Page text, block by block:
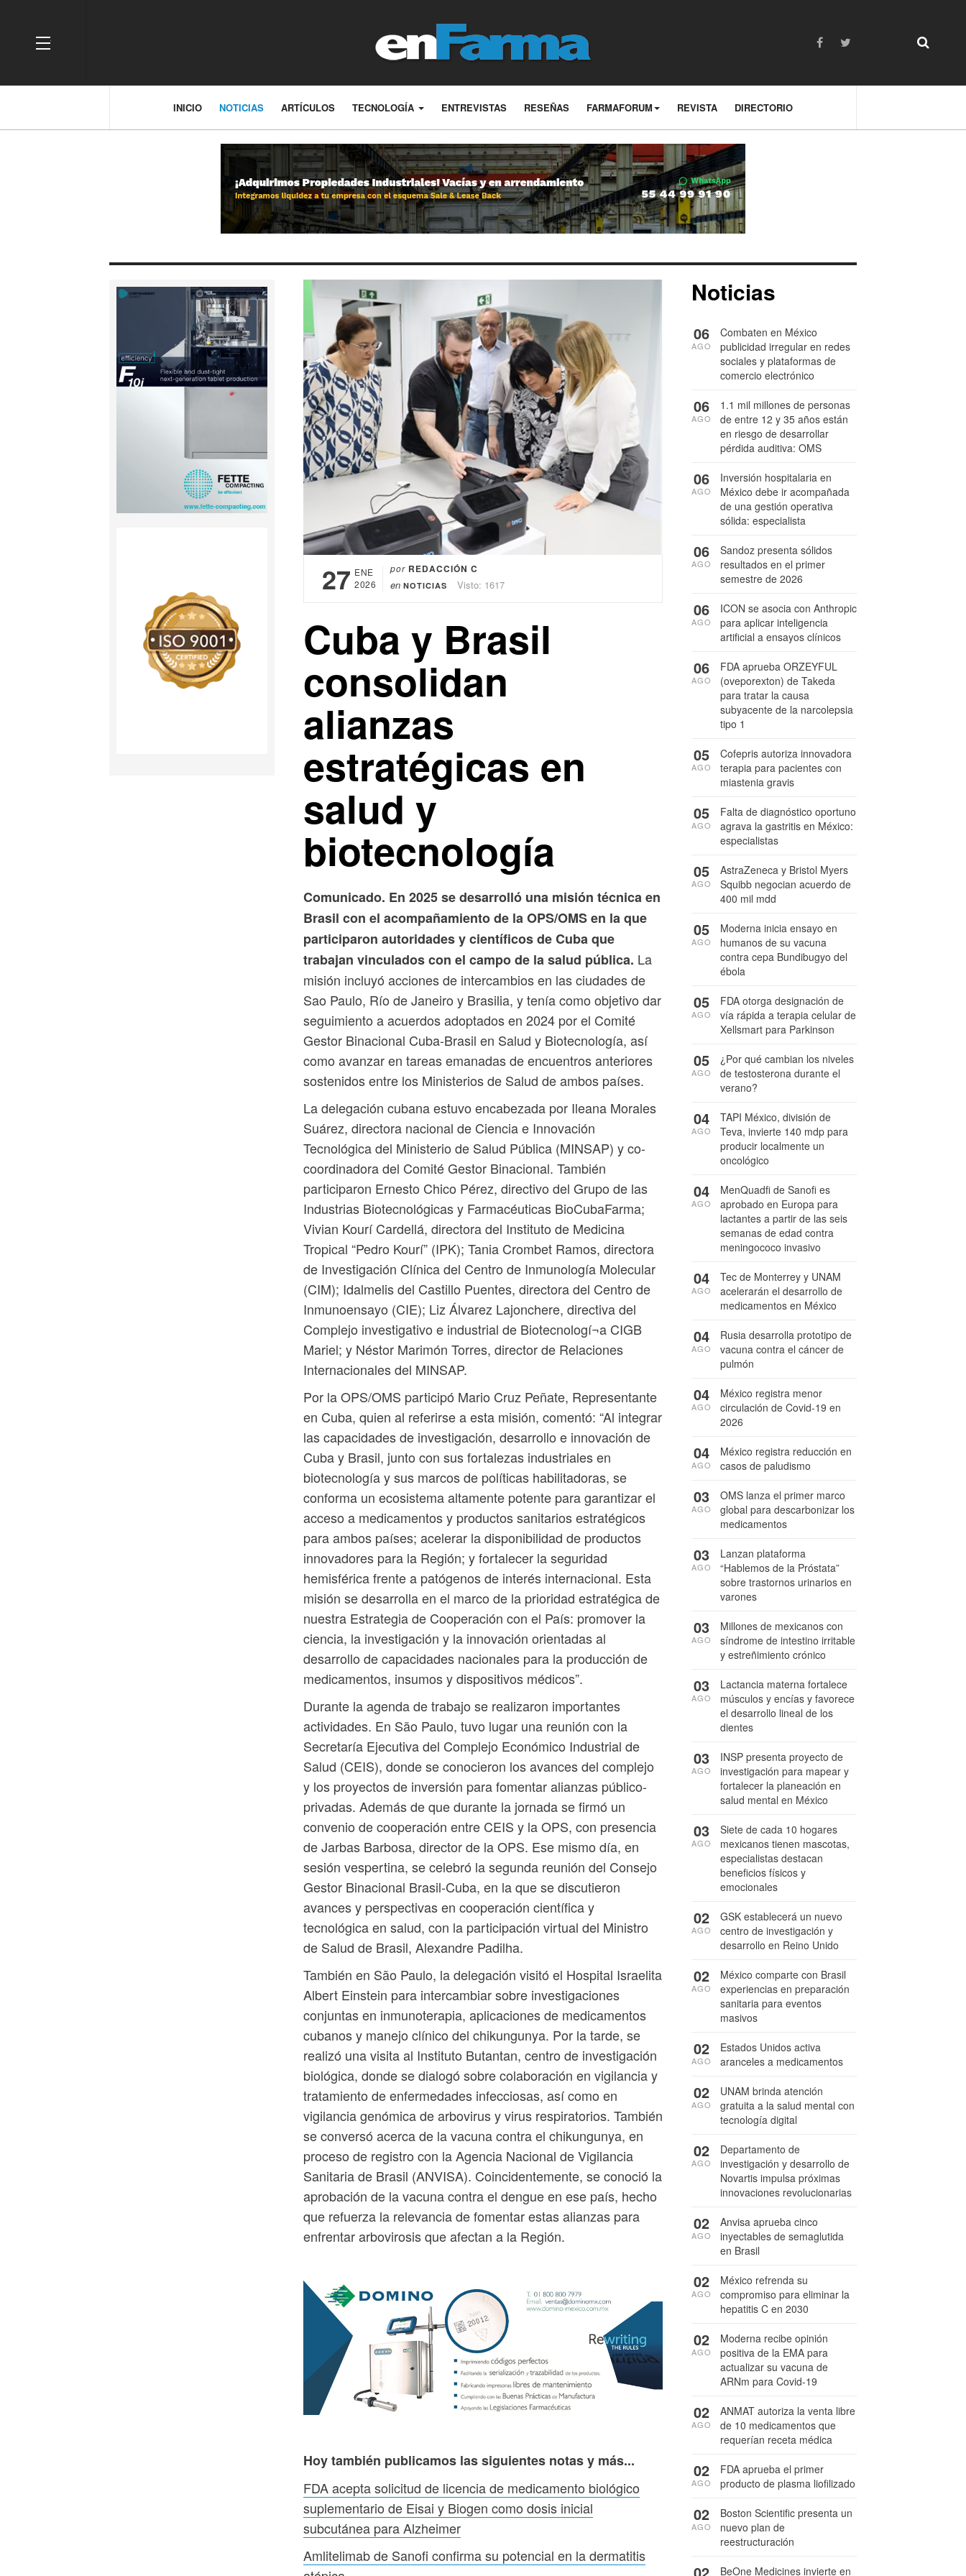
OFF CANVAS
INICIO NOTICIAS ARTÍCULOS TECNOLOGÍA ENTREVISTAS RESEÑAS FARMAFORUM REVISTA DIRECTORIO
27 ENE
2026
por REDACCIÓN C
en NOTICIAS Visto: 1617
Cuba y Brasil
consolidan
alianzas
estratégicas en
salud y
biotecnología
Comunicado. En 2025 se desarrolló una misión técnica en
Brasil con el acompañamiento de la OPS/OMS en la que
participaron autoridades y científicos de Cuba que
trabajan vinculados con el campo de la salud pública. La
misión incluyó acciones de intercambios en las ciudades de
Sao Paulo, Río de Janeiro y Brasilia, y tenía como objetivo dar
seguimiento a acuerdos adoptados en 2024 por el Comité
Gestor Binacional Cuba-Brasil en Salud y Biotecnología, así
como avanzar en tareas emanadas de encuentros anteriores
sostenidos entre los Ministerios de Salud de ambos países.
La delegación cubana estuvo encabezada por Ileana Morales
Suárez, directora nacional de Ciencia e Innovación
Tecnológica del Ministerio de Salud Pública (MINSAP) y co-
coordinadora del Comité Gestor Binacional. También
participaron Ernesto Chico Pérez, directivo del Grupo de las
Industrias Biotecnológicas y Farmacéuticas BioCubaFarma;
Vivian Kourí Cardellá, directora del Instituto de Medicina
Tropical “Pedro Kourí” (IPK); Tania Crombet Ramos, directora
de Investigación Clínica del Centro de Inmunología Molecular
(CIM); Idalmelis del Castillo Puentes, directora del Centro de
Inmunoensayo (CIE); Liz Álvarez Lajonchere, directiva del
Complejo investigativo e industrial de Biotecnologí¬a CIGB
Mariel; y Néstor Marimón Torres, director de Relaciones
Internacionales del MINSAP.
Por la OPS/OMS participó Mario Cruz Peñate, Representante
en Cuba, quien al referirse a esta misión, comentó: “Al integrar
las capacidades de investigación, desarrollo e innovación de
Cuba y Brasil, junto con sus fortalezas industriales en
biotecnología y sus marcos de políticas habilitadoras, se
conforma un ecosistema altamente potente para garantizar el
acceso a medicamentos y productos sanitarios estratégicos
para ambos países; acelerar la disponibilidad de productos
innovadores para la Región; y fortalecer la seguridad
hemisférica frente a patógenos de interés internacional. Esta
misión se desarrolla en el marco de la prioridad estratégica de
nuestra Estrategia de Cooperación con el País: promover la
ciencia, la investigación y la innovación orientadas al
desarrollo de capacidades nacionales para la producción de
medicamentos, insumos y dispositivos médicos”.
Durante la agenda de trabajo se realizaron importantes
actividades. En São Paulo, tuvo lugar una reunión con la
Secretaría Ejecutiva del Complejo Económico Industrial de
Salud (CEIS), donde se conocieron los avances del complejo
y los proyectos de inversión para fomentar alianzas público-
privadas. Además de que durante la jornada se firmó un
convenio de cooperación entre CEIS y la OPS, con presencia
de Jarbas Barbosa, director de la OPS. Ese mismo día, en
sesión vespertina, se celebró la segunda reunión del Consejo
Gestor Binacional Brasil-Cuba, en la que se discutieron
avances y perspectivas en cooperación científica y
tecnológica en salud, con la participación virtual del Ministro
de Salud de Brasil, Alexandre Padilha.
También en São Paulo, la delegación visitó el Hospital Israelita
Albert Einstein para intercambiar sobre investigaciones
conjuntas en inmunoterapia, aplicaciones de medicamentos
cubanos y manejo clínico del chikungunya. Por la tarde, se
realizó una visita al Instituto Butantan, centro de investigación
biológica, donde se dialogó sobre colaboración en vigilancia y
tratamiento de enfermedades infecciosas, así como en
vigilancia genómica de arbovirus y virus respiratorios. También
se conversó acerca de la vacuna contra el chikungunya, en
proceso de registro con la Agencia Nacional de Vigilancia
Sanitaria de Brasil (ANVISA). Coincidentemente, se conoció la
aprobación de la vacuna contra el dengue en ese país, hecho
que refuerza la relevancia de fomentar estas alianzas para
enfrentar arbovirosis que afectan a la Región.
Hoy también publicamos las siguientes notas y más...
FDA acepta solicitud de licencia de medicamento biológico
suplementario de Eisai y Biogen como dosis inicial
subcutánea para Alzheimer
Amlitelimab de Sanofi confirma su potencial en la dermatitis
Noticias
Combaten en México
publicidad irregular en redes
sociales y plataformas de
comercio electrónico
06
AGO
1.1 mil millones de personas
de entre 12 y 35 años están
en riesgo de desarrollar
pérdida auditiva: OMS
06
AGO
Inversión hospitalaria en
México debe ir acompañada
de una gestión operativa
sólida: especialista
06
AGO
Sandoz presenta sólidos
resultados en el primer
semestre de 2026
06
AGO
ICON se asocia con Anthropic
para aplicar inteligencia
artificial a ensayos clínicos
06
AGO
FDA aprueba ORZEYFUL
(oveporexton) de Takeda
para tratar la causa
subyacente de la narcolepsia
tipo 1
06
AGO
Cofepris autoriza innovadora
terapia para pacientes con
miastenia gravis
05
AGO
Falta de diagnóstico oportuno
agrava la gastritis en México:
especialistas
05
AGO
AstraZeneca y Bristol Myers
Squibb negocian acuerdo de
400 mil mdd
05
AGO
Moderna inicia ensayo en
humanos de su vacuna
contra cepa Bundibugyo del
ébola
05
AGO
FDA otorga designación de
vía rápida a terapia celular de
Xellsmart para Parkinson
05
AGO
¿Por qué cambian los niveles
de testosterona durante el
verano?
05
AGO
TAPI México, división de
Teva, invierte 140 mdp para
producir localmente un
oncológico
04
AGO
MenQuadfi de Sanofi es
aprobado en Europa para
lactantes a partir de las seis
semanas de edad contra
meningococo invasivo
04
AGO
Tec de Monterrey y UNAM
acelerarán el desarrollo de
medicamentos en México
04
AGO
Rusia desarrolla prototipo de
vacuna contra el cáncer de
pulmón
04
AGO
México registra menor
circulación de Covid-19 en
2026
04
AGO
México registra reducción en
casos de paludismo
04
AGO
OMS lanza el primer marco
global para descarbonizar los
medicamentos
03
AGO
Lanzan plataforma
“Hablemos de la Próstata”
sobre trastornos urinarios en
varones
03
AGO
Millones de mexicanos con
síndrome de intestino irritable
y estreñimiento crónico
03
AGO
Lactancia materna fortalece
músculos y encías y favorece
el desarrollo lineal de los
dientes
03
AGO
INSP presenta proyecto de
investigación para mapear y
fortalecer la planeación en
salud mental en México
03
AGO
Siete de cada 10 hogares
mexicanos tienen mascotas,
especialistas destacan
beneficios físicos y
emocionales
03
AGO
GSK establecerá un nuevo
centro de investigación y
desarrollo en Reino Unido
02
AGO
México comparte con Brasil
experiencias en preparación
sanitaria para eventos
masivos
02
AGO
Estados Unidos activa
aranceles a medicamentos
02
AGO
UNAM brinda atención
gratuita a la salud mental con
tecnología digital
02
AGO
Departamento de
investigación y desarrollo de
Novartis impulsa próximas
innovaciones revolucionarias
02
AGO
Anvisa aprueba cinco
inyectables de semaglutida
en Brasil
02
AGO
México refrenda su
compromiso para eliminar la
hepatitis C en 2030
02
AGO
Moderna recibe opinión
positiva de la EMA para
actualizar su vacuna de
ARNm para Covid-19
02
AGO
ANMAT autoriza la venta libre
de 10 medicamentos que
requerían receta médica
02
AGO
FDA aprueba el primer
producto de plasma liofilizado
02
AGO
Boston Scientific presenta un
nuevo plan de
reestructuración
02
AGO
BeOne Medicines invierte en